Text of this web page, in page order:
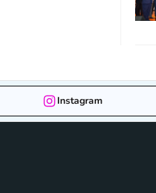
Instagram